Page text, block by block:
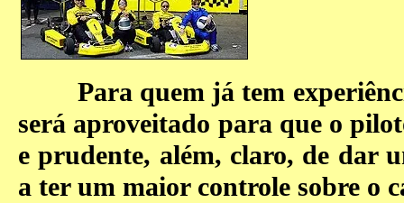
Para quem já tem
será aproveitado para que o
e prudente, além, claro, de dar
a ter um maior controle sobre o